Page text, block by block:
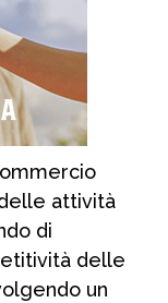
attività
di
delle
un